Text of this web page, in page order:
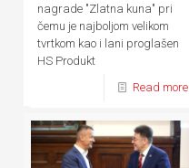
nagrade "Zlatna kuna" pri
čemu je najboljom velikom
tvrtkom kao i lani proglašen
HS Produkt
Read more